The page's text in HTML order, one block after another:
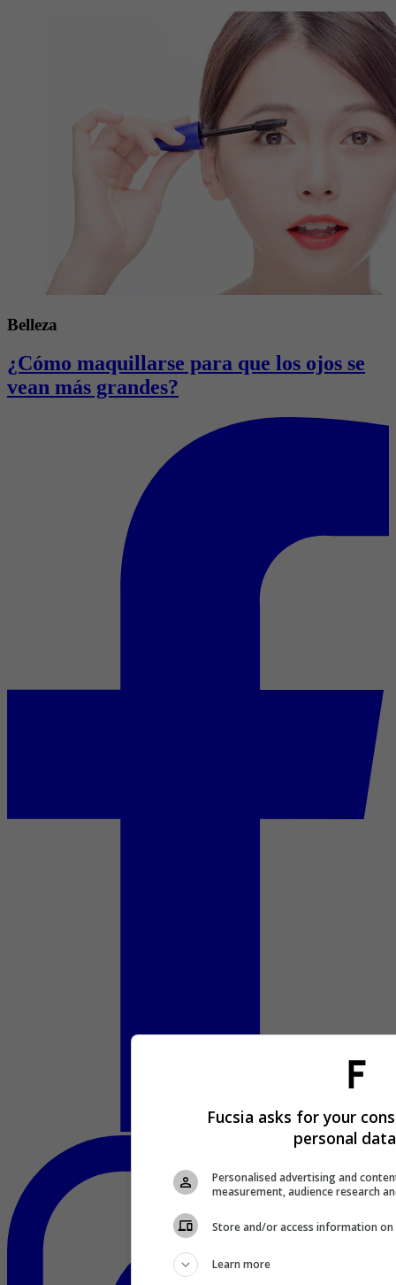
Belleza
¿Cómo maquillarse para que los ojos se
vean más grandes?
Fucsia asks for your
personal
Personalised advertising and
measurement, audience research
Store and/or access information on
Learn more